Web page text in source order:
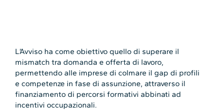
L’Avviso ha come obiettivo quello di superare il
mismatch tra domanda e offerta di lavoro,
permettendo alle imprese di colmare il gap di profili
e competenze in fase di assunzione, attraverso il
finanziamento di percorsi formativi abbinati ad
incentivi occupazionali.